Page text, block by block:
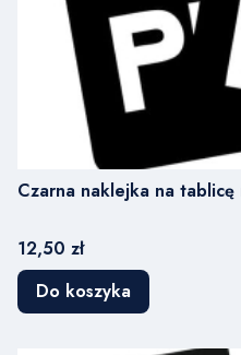
Czarna naklejka na
Cena
12,50 zł
Do koszyka